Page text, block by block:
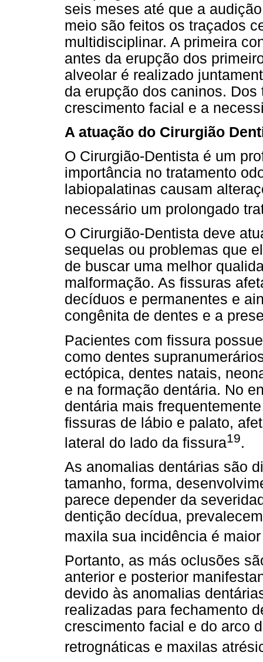
seis meses até que a
meio são feitos os traçados
multidisciplinar. A primeira
antes da erupção dos
alveolar é realizado
da erupção dos caninos.
crescimento facial e a
A atuação do Cirurgião
O Cirurgião-Dentista é um
importância no tratamento
labiopalatinas causam
necessário um prolongado
O Cirurgião-Dentista deve
sequelas ou problemas que
de buscar uma melhor
malformação. As fissuras
decíduos e permanentes e
congênita de dentes e a
Pacientes com fissura
como dentes
ectópica, dentes natais,
e na formação dentária. No
dentária mais
fissuras de lábio e palato,
lateral do lado da fissura19.
As anomalias dentárias são
tamanho, forma,
parece depender da
dentição decídua,
maxila sua incidência é
Portanto, as más oclusões
anterior e posterior
devido às anomalias
realizadas para fechamento
crescimento facial e do arco
retrognáticas e maxilas